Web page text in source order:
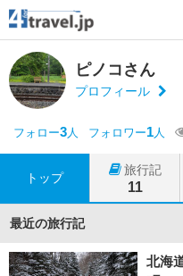
ピノコさん
プロフィール
フォロー3人 フォロワー1人
トップ
旅行記
11
最近の旅行記
北海